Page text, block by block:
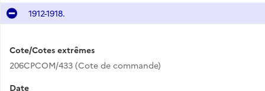
1912-1918.
Cote/Cotes extrêmes
206CPCOM/433 (Cote de commande)
Date